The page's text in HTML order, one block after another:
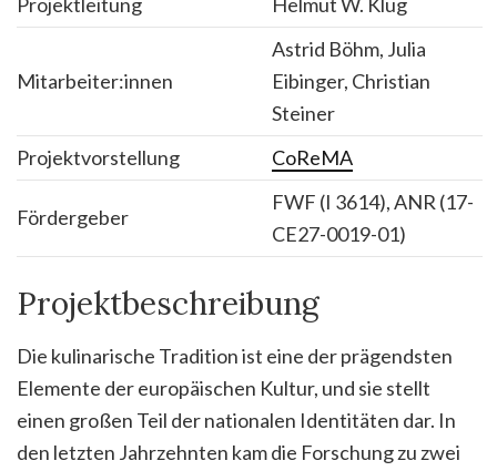
Mitarbeiter:innen
Astrid Böhm, Julia
Eibinger, Christian
Steiner
Projektvorstellung
CoReMA
Fördergeber
FWF (I 3614), ANR (17-
CE27-0019-01)
Projektbeschreibung
Die kulinarische Tradition ist eine der prägendsten
Elemente der europäischen Kultur, und sie stellt
einen großen Teil der nationalen Identitäten dar. In
den letzten Jahrzehnten kam die Forschung zu zwei